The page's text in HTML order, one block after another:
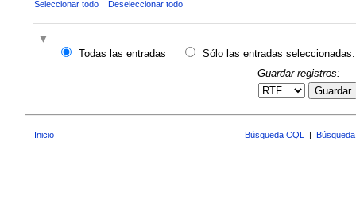
Seleccionar todo Deseleccionar todo
Todas las entradas
Sólo las entradas seleccionadas:
Guardar registros:
Guardar
Inicio Búsqueda CQL